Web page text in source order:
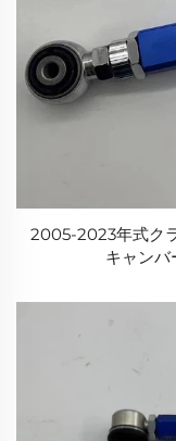
2005-2023年式ク
キャンバ